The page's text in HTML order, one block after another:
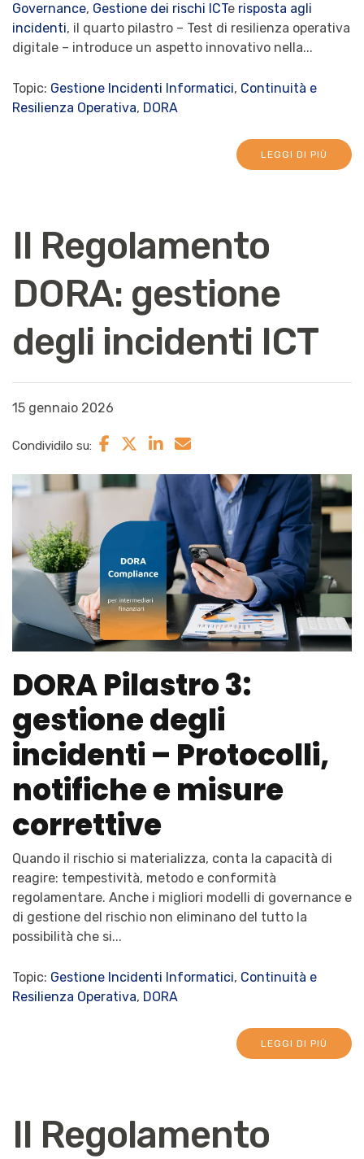
Governance, Gestione dei rischi ICTe risposta agli
incidenti, il quarto pilastro – Test di resilienza operativa
digitale – introduce un aspetto innovativo nella...
Topic: Gestione Incidenti Informatici, Continuità e
Resilienza Operativa, DORA
LEGGI DI PIÙ
Il Regolamento
DORA: gestione
degli incidenti ICT
15 gennaio 2026
Condividilo su:
DORA Pilastro 3:
gestione degli
incidenti – Protocolli,
notifiche e misure
correttive
Quando il rischio si materializza, conta la capacità di
reagire: tempestività, metodo e conformità
regolamentare. Anche i migliori modelli di governance e
di gestione del rischio non eliminano del tutto la
possibilità che si...
Topic: Gestione Incidenti Informatici, Continuità e
Resilienza Operativa, DORA
LEGGI DI PIÙ
Il Regolamento